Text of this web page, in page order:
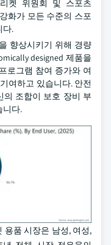
켓 위원회 및 스포츠
화가 모든 수준의 스포
다.
향상시키기 위해 경량
designed 제품을
로그램 참여 증가와 여
여하고 있습니다. 안전
의 조합이 보호 장비 부
니다.
용품 시장은 남성, 여성,